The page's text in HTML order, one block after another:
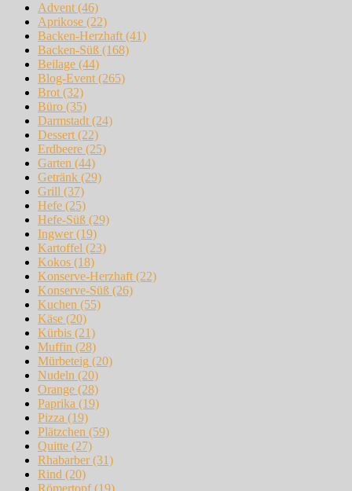
Advent (46)
Aprikose (22)
Backen-Herzhaft (41)
Backen-Süß (168)
Beilage (44)
Blog-Event (265)
Brot (32)
Büro (35)
Darmstadt (24)
Dessert (22)
Erdbeere (25)
Garten (44)
Getränk (29)
Grill (37)
Hefe (25)
Hefe-Süß (29)
Ingwer(19)
Kartoffel (23)
Kokos (18)
Konserve-Herzhaft (22)
Konserve-Süß (26)
Kuchen (55)
Käse (20)
Kürbis (21)
Muffin (28)
Mürbeteig (20)
Nudeln (20)
Orange (28)
Paprika (19)
Pizza (19)
Plätzchen (59)
Quitte (27)
Rhabarber(31)
Rind (20)
Römertopf(19)